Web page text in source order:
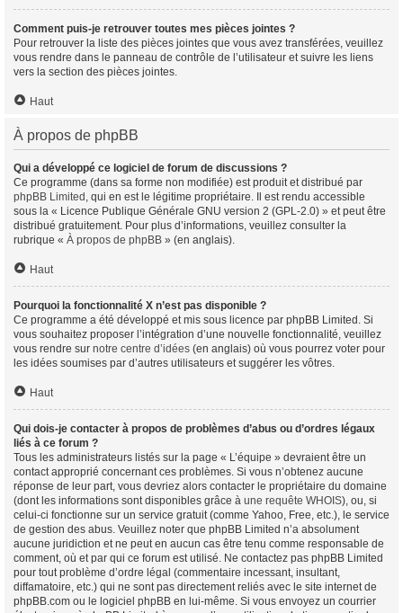
Comment puis-je retrouver toutes mes pièces jointes ?
Pour retrouver la liste des pièces jointes que vous avez transférées, veuillez
vous rendre dans le panneau de contrôle de l’utilisateur et suivre les liens
vers la section des pièces jointes.
Haut
À propos de phpBB
Qui a développé ce logiciel de forum de discussions ?
Ce programme (dans sa forme non modifiée) est produit et distribué par
phpBB Limited , qui en est le légitime propriétaire. Il est rendu accessible
sous la « Licence Publique Générale GNU version 2 (GPL-2.0) » et peut être
distribué gratuitement. Pour plus d’informations, veuillez consulter la
rubrique « À propos de phpBB » (en anglais).
Haut
Pourquoi la fonctionnalité X n’est pas disponible ?
Ce programme a été développé et mis sous licence par phpBB Limited. Si
vous souhaitez proposer l’intégration d’une nouvelle fonctionnalité, veuillez
vous rendre sur notre centre d’idées (en anglais) où vous pourrez voter pour
les idées soumises par d’autres utilisateurs et suggérer les vôtres.
Haut
Qui dois-je contacter à propos de problèmes d’abus ou d’ordres légaux
liés à ce forum ?
Tous les administrateurs listés sur la page « L’équipe » devraient être un
contact approprié concernant ces problèmes. Si vous n’obtenez aucune
réponse de leur part, vous devriez alors contacter le propriétaire du domaine
(dont les informations sont disponibles grâce à une requête WHOIS), ou, si
celui-ci fonctionne sur un service gratuit (comme Yahoo, Free, etc.), le service
de gestion des abus. Veuillez noter que phpBB Limited n’a absolument
aucune juridiction et ne peut en aucun cas être tenu comme responsable de
comment, où et par qui ce forum est utilisé. Ne contactez pas phpBB Limited
pour tout problème d’ordre légal (commentaire incessant, insultant,
diffamatoire, etc.) qui ne sont pas directement reliés avec le site internet de
phpBB.com ou le logiciel phpBB en lui-même. Si vous envoyez un courrier